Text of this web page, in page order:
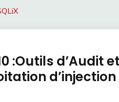
:Outils d’Audit et
d’injection